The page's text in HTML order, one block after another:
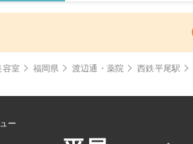
容室 福岡県 渡辺通・薬院 西鉄平尾駅
ー